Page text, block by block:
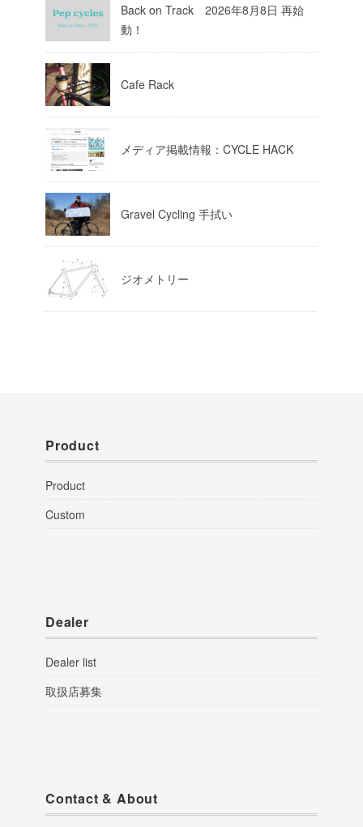
今週はお知らせがいっぱいあるのでチ
ェックしてて下さいね！
Back on Track 2026年8月8日 再始
動！
Cafe Rack
メディア掲載情報：CYCLE HACK
Gravel Cycling 手拭い
ジオメトリー
Product
Product
Custom
Dealer
Dealer list
取扱店募集
Contact & About